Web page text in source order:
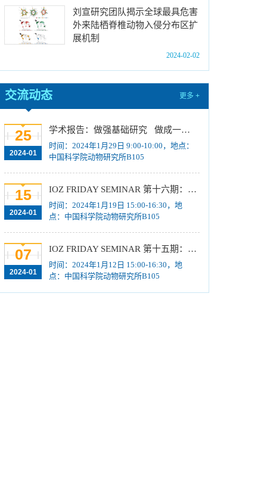
核”制业务课笔试成绩及进入面试名单公示[2024-
01-25]
中国科学院动物研究所2024年博士招考“申请-考
中国科学院动物研究所2024年博士招考“申请-考
核”制业务课笔试、面试总体要求及规程[2024-01-
17]
技术奖项目的公示[2024-01-03]
中国科学院动物研究所国家动物博物馆文创商店
中国科学院动物研究所2024年招收春季入学博
士研究生拟录取结果公示
中国科学院动物研究所2024年招收攻读博士学
位研究生简章[2023-10-18]
中国科学院动物研究所2024年博士招生目录
[2023-10-18]
刘宣研究团队揭示全球最具危害
外来陆栖脊椎动物入侵分布区扩
展机制
2024-02-02
交流动态 更多 +
25
2024-01
学术报告：做强基础研究 做成一猪两用 实现良种国产 突破从0到1
时间：2024年1月29日 9:00-10:00，地点：
中国科学院动物研究所B105
15
2024-01
IOZ FRIDAY SEMINAR 第十六期：How and Why Cavefish Lost Their Eyes and Reversed the Symmetry of Their Hearts
时间：2024年1月19日 15:00-16:30，地
点：中国科学院动物研究所B105
07
2024-01
IOZ FRIDAY SEMINAR 第十五期：Neuronal diversification, specification and function in the hypothalamus、本能行为调控的嗅觉神经编码机制
时间：2024年1月12日 15:00-16:30，地
点：中国科学院动物研究所B105